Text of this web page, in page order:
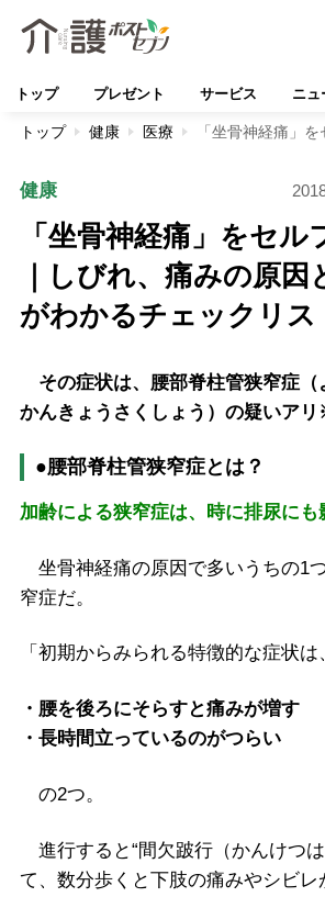
トップ プレゼント サービス ニュ
トップ 健康 医療 「坐骨神経痛」
健康
「坐骨神経痛」をセル
｜しびれ、痛みの原因
がわかるチェックリス
その症状は、腰部脊柱管狭窄症（
かんきょうさくしょう）の疑いア
●腰部脊柱管狭窄症とは？
加齢による狭窄症は、時に排尿にも
坐骨神経痛の原因で多いうちの1
窄症だ。
「初期からみられる特徴的な症状は
・腰を後ろにそらすと痛みが増す
・長時間立っているのがつらい
の2つ。
進行すると“間欠跛行（かんけつ
て、数分歩くと下肢の痛みやシビレ